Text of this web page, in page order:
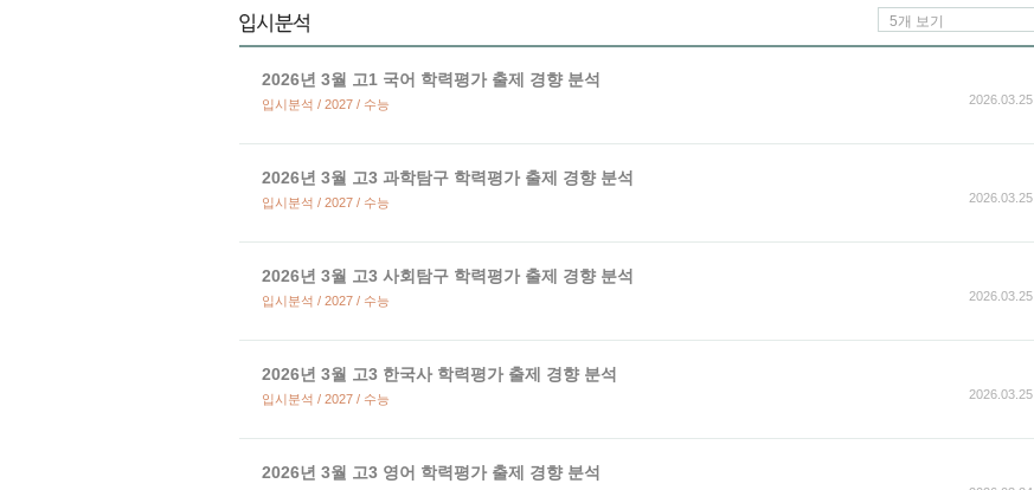
5개 보기
2026년 3월 고1 국어 학력평가 출제 경향 분석
입시분석 / 2027 / 수능 2026.03.25
2026년 3월 고3 과학탐구 학력평가 출제 경향 분석
입시분석 / 2027 / 수능 2026.03.25
2026년 3월 고3 사회탐구 학력평가 출제 경향 분석
입시분석 / 2027 / 수능 2026.03.25
2026년 3월 고3 한국사 학력평가 출제 경향 분석
입시분석 / 2027 / 수능 2026.03.25
2026년 3월 고3 영어 학력평가 출제 경향 분석